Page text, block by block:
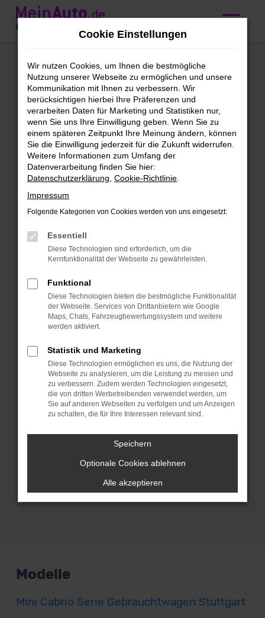
Zum
Hauptinhalt
Mini
Gebrauchtwagen
kaufen mit
Lieferservice nach
Stuttgart
für Stuttgart
Mini Gebrauchtwagen sind unser täglich
Brot. Wir bieten dir eine enorme
Bandbreite an Fahrzeugen und lassen
schöpfen“. Hinzu kommt, dass wir für
dich die Lieferung direkt nach Stuttgart
oder einen anderen Ort, irgendwo in
Deutschland, übernehmen. Wir lassen
bei Mini Gebrauchtwagen Argumente
sprechen und überzeugen durch
Qualität. All unsere Fahrzeuge für deine
Mobilität in Stuttgart stammen aus
erster Hand und hatten entsprechend
nur einen Vorbesitzer. Es handelt sich
um einheimische Fahrzeuge und keine
EU-Importe und vor allem: unsere Mini
Gebrauchtwagen wurden im Vorfeld
gründlich geprüft und sind einwandfrei.
Darauf geben wir dir eine Garantie.
Modelle
Mini Cabrio Serie Gebrauchtwagen Stuttgart
Cookie Einstellungen
Wir nutzen Cookies, um Ihnen die bestmögliche
Nutzung unserer Webseite zu ermöglichen und unsere
Kommunikation mit Ihnen zu verbessern. Wir
berücksichtigen hierbei Ihre Präferenzen und
verarbeiten Daten für Marketing und Statistiken nur,
wenn Sie uns Ihre Einwilligung geben. Wenn Sie zu
einem späteren Zeitpunkt Ihre Meinung ändern, können
Sie die Einwilligung jederzeit für die Zukunft widerrufen.
Weitere Informationen zum Umfang der
Datenverarbeitung finden Sie hier:
Datenschutzerklärung Cookie-Richtlinie
Impressum
Folgende Kategorien von Cookies werden von uns eingesetzt:
Essentiell
Diese Technologien sind erforderlich, um die
Kernfunktionalität der Webseite zu gewährleisten.
Funktional
Diese Technologien bieten die bestmögliche Funktionalität
der Webseite. Services von Drittanbietern wie Google
Maps, Chats, Fahrzeugbewertungssystem und weitere
werden aktiviert.
Statistik und Marketing
Diese Technologien ermöglichen es uns, die Nutzung der
Webseite zu analysieren, um die Leistung zu messen und
zu verbessern. Zudem werden Technologien eingesetzt,
die von dritten Werbetreibenden verwendet werden, um
Sie auf anderen Webseiten zu verfolgen und um Anzeigen
zu schalten, die für Ihre Interessen relevant sind.
Speichern
Optionale Cookies ablehnen
Alle akzeptieren